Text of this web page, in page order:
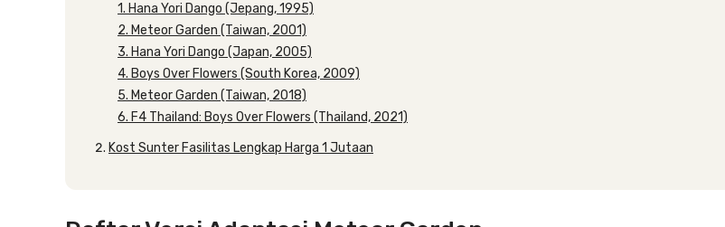
1. Hana Yori Dango (Jepang, 1995)
2. Meteor Garden (Taiwan, 2001)
3. Hana Yori Dango (Japan, 2005)
4. Boys Over Flowers (South Korea, 2009)
5. Meteor Garden (Taiwan, 2018)
6. F4 Thailand: Boys Over Flowers (Thailand, 2021)
Kost Sunter Fasilitas Lengkap Harga 1 Jutaan